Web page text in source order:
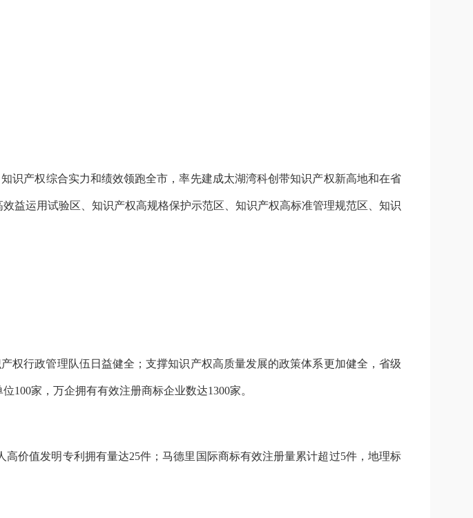
识产权综合实力和绩效领跑全市，率先建成太湖湾科创带知识产权新高地和在省
益运用试验区、知识产权高规格保护示范区、知识产权高标准管理规范区、知识
行政管理队伍日益健全；支撑知识产权高质量发展的政策体系更加健全，省级
100家，万企拥有有效注册商标企业数达1300家。
价值发明专利拥有量达25件；马德里国际商标有效注册量累计超过5件，地理标